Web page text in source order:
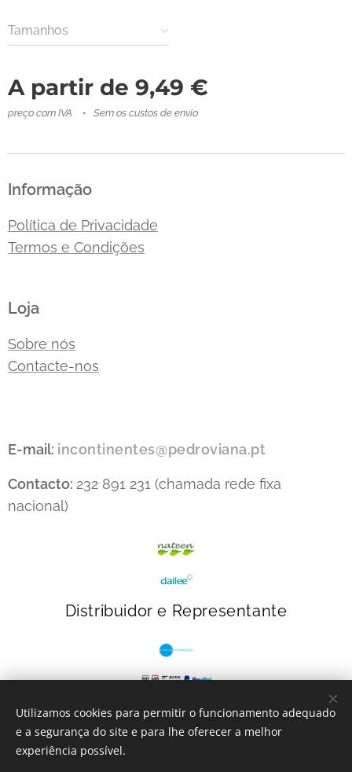
Tamanhos
A partir de 9,49 €
preço com IVA Sem os custos de envio
Informação
Política de Privacidade
Termos e Condições
Loja
Sobre nós
Contacte-nos
E-mail: incontinentes@pedroviana.pt
Contacto: 232 891 231 (chamada rede fixa
nacional)
Distribuidor e Representante
INcontinentes- 2023 Cookies
Utilizamos cookies para permitir o funcionamento adequado
e a segurança do site e para lhe oferecer a melhor
experiência possível.